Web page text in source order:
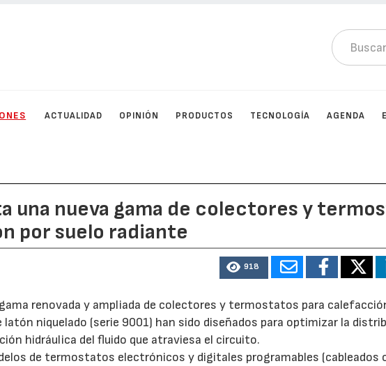
ACTUALIDAD OPINIÓN PRODUCTOS TECNOLOGÍA AGENDA
una nueva gama de colectores y
por suelo radiante
918
renovada y ampliada de colectores y termostatos para
niquelado (serie 9001) han sido diseñados para optimizar la
hidráulica del fluido que atraviesa el circuito.
de termostatos electrónicos y digitales programables (cableados